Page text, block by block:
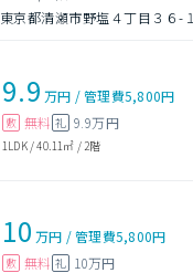
東京都清瀬市野塩４丁目３６-１
9.9 万円 /管理費5,800円
敷 無料 礼 9.9万円
1LDK/40.11㎡ / 2階
10 万円 /管理費5,800円
敷 無料 礼 10万円